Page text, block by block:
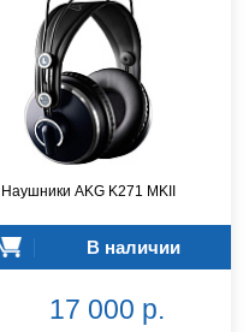
Наушники AKG K271 MKII
В наличии
17 000 р.